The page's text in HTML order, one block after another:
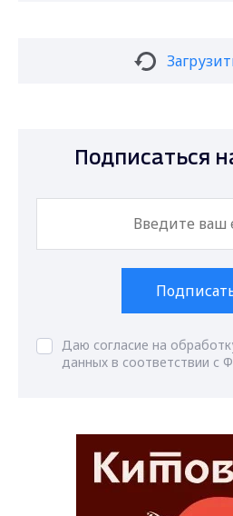
Подписаться
Даю согласие на
данных в соответствии с